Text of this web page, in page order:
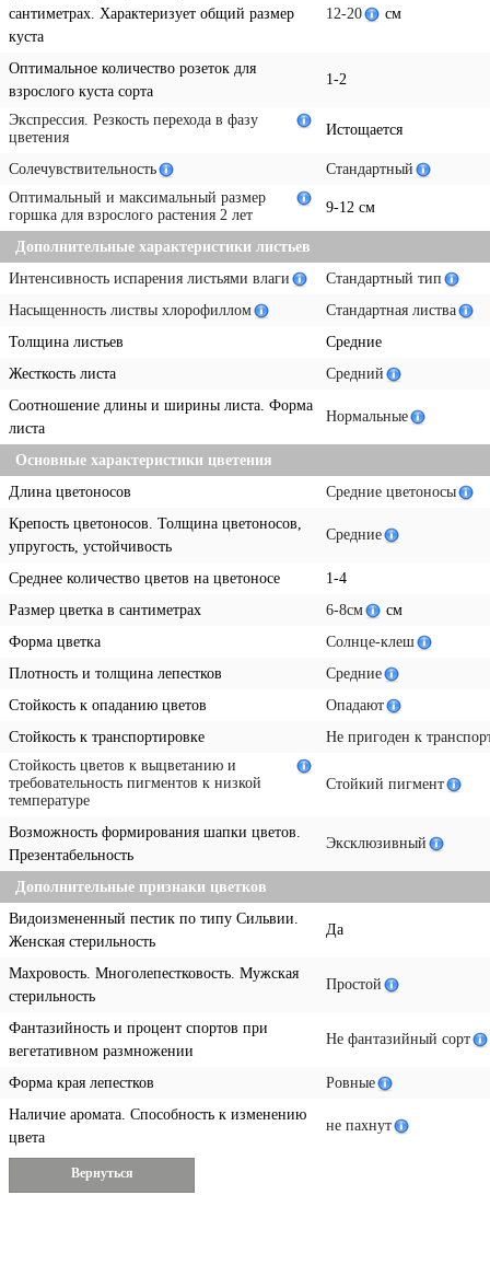
сантиметрах. Характеризует общий размер
куста
12-20 см
Оптимальное количество розеток для
взрослого куста сорта
1-2
Экспрессия. Резкость перехода в фазу
цветения
Истощается
Солечувствительность
Стандартный
Оптимальный и максимальный размер
горшка для взрослого растения 2 лет
9-12 см
Дополнительные характеристики листьев
Интенсивность испарения листьями влаги
Стандартный тип
Насыщенность листвы хлорофиллом
Стандартная листва
Толщина листьев
Средние
Жесткость листа
Средний
Соотношение длины и ширины листа. Форма
листа
Нормальные
Основные характеристики цветения
Длина цветоносов
Средние цветоносы
Крепость цветоносов. Толщина цветоносов,
упругость, устойчивость
Средние
Среднее количество цветов на цветоносе
1-4
Размер цветка в сантиметрах
6-8см
см
Форма цветка
Солнце-клеш
Плотность и толщина лепестков
Средние
Стойкость к опаданию цветов
Опадают
Стойкость к транспортировке
Не пригоден к
Стойкость цветов к выцветанию и
требовательность пигментов к низкой
температуре
Стойкий пигмент
Возможность формирования шапки цветов.
Презентабельность
Эксклюзивный
Дополнительные признаки цветков
Видоизмененный пестик по типу Сильвии.
Женская стерильность
Да
Махровость. Многолепестковость. Мужская
стерильность
Простой
Фантазийность и процент спортов при
вегетативном размножении
Не фантазийный сорт
Форма края лепестков
Ровные
Наличие аромата. Способность к изменению
цвета
не пахнут
Вернуться